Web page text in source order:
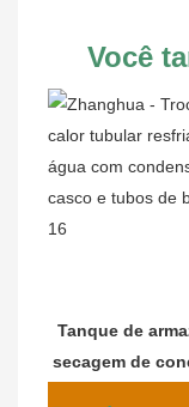
Você
Tanque de
secagem de